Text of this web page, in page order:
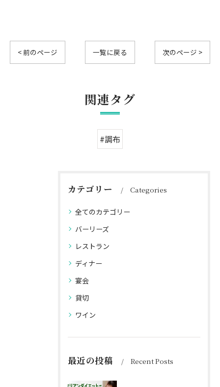
< 前のページ 一覧に戻る 次のページ >
関連タグ
#調布
カテゴリー Categories
全てのカテゴリー
バーリーズ
レストラン
ディナー
宴会
貸切
ワイン
最近の投稿 Recent Posts